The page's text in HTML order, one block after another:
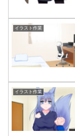
イラスト作業
イラスト作業